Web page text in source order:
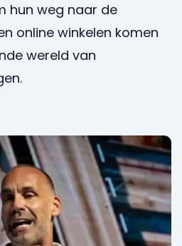
hun weg naar de
online winkelen komen
wereld van